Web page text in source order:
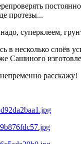
протезы...
суперклеем,
в несколько
Сашиного
расскажу!